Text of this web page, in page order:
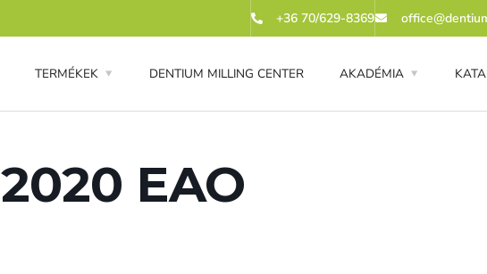
+36 70/629-8369
TERMÉKEK DENTIUM MILLING CENTER AKADÉMIA
2020 EAO